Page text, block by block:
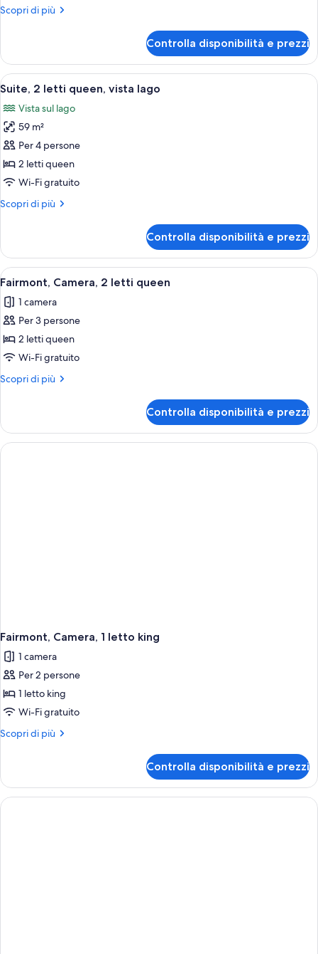
king,
Scopri di più
Altri
1
letto
king,
lago
Controlla disponibilità e prezzi
Apri
tutte
le
foto
per
Suite,
2
queen,
Un interno moderno con un divano
3
Suite, 2 letti queen, vista lago
Vista sul lago
59 m²
Per 4 persone
2 letti queen
Wi-Fi gratuito
Scopri di più
Altri
2
letti
queen,
lago
Controlla disponibilità e prezzi
Apri
tutte
le
foto
per
Fairmont,
Camera,
queen
Camera d'albergo con un letto, una
2
Fairmont, Camera, 2 letti queen
1 camera
Per 3 persone
2 letti queen
Wi-Fi gratuito
Scopri di più
Altri
Camera,
letti
Controlla disponibilità e prezzi
Fairmont, Camera, 1 letto king
1 camera
Per 2 persone
1 letto king
Wi-Fi gratuito
Scopri di più
Altri
Camera,
letto
Controlla disponibilità e prezzi